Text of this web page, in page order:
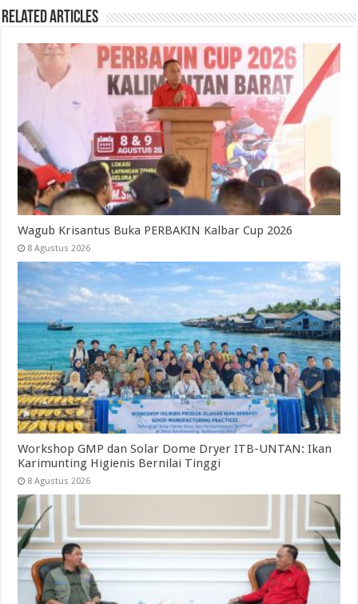
Related Articles
Wagub Krisantus Buka PERBAKIN Kalbar Cup 2026
8 Agustus 2026
Workshop GMP dan Solar Dome Dryer ITB-UNTAN: Ikan
Karimunting Higienis Bernilai Tinggi
8 Agustus 2026